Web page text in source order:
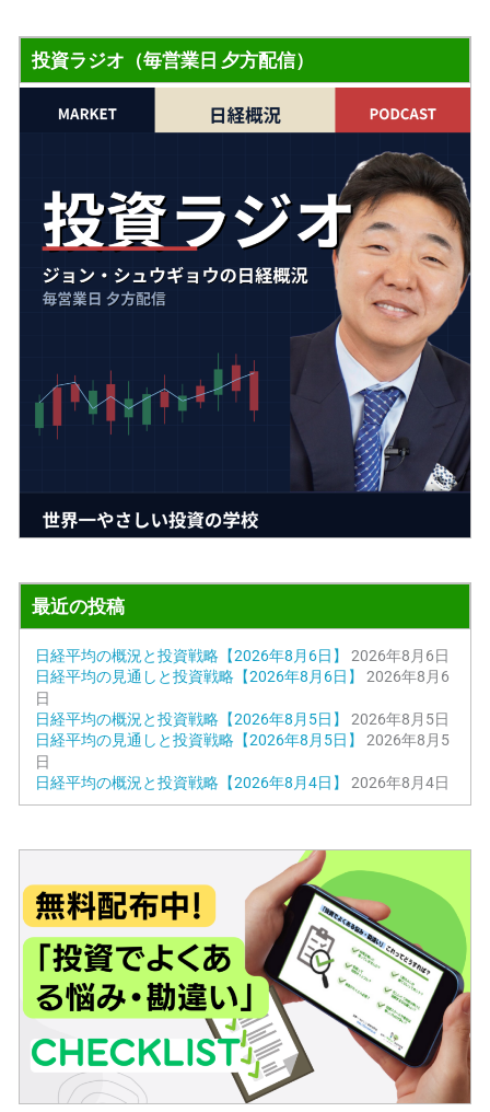
投資ラジオ（毎営業日 夕方配信）
最近の投稿
日経平均の概況と投資戦略【2026年8月6日】
2026年8月6日
日経平均の見通しと投資戦略【2026年8月6日】
2026年8月6
日
日経平均の概況と投資戦略【2026年8月5日】
2026年8月5日
日経平均の見通しと投資戦略【2026年8月5日】
2026年8月5
日
日経平均の概況と投資戦略【2026年8月4日】
2026年8月4日